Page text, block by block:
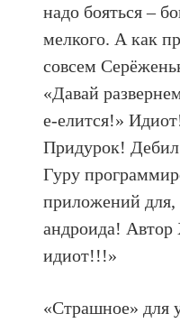
надо бояться –
мелкого. А как
совсем
«Давай
е-елится!»
Придурок!
Гуру
приложений
андроида!
идиот!!!»
«Страшное»